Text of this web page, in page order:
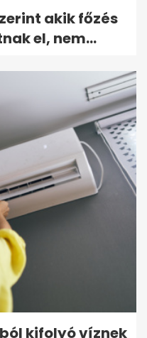
akik főzés
el, nem...
kifolyó víznek